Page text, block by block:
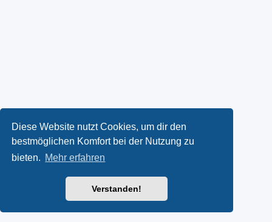
Diese Website nutzt Cookies, um dir den
bestmöglichen Komfort bei der Nutzung zu
bieten. Mehr erfahren
Verstanden!